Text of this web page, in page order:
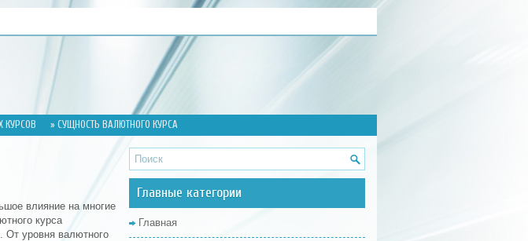
» СУЩНОСТЬ ВАЛЮТНОГО КУРСА
влияние на многие
курса
От уровня валютного
Главные категории
Главная